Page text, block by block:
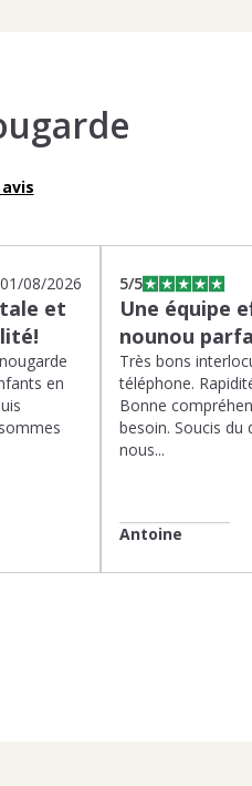
01/08/2026
et
en
5/5
Une équipe
nounou
Très bons
téléphone.
Bonne
besoin. Soucis du
nous...
Antoine